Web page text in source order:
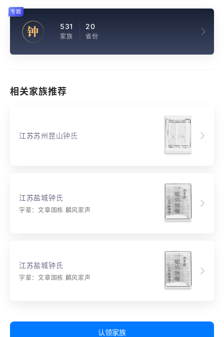
钟 531
家族
20
省份
专题
相关家族推荐
江苏苏州昆山钟氏
江苏盐城钟氏
字辈：文章国栋 麟风家声
江苏盐城钟氏
字辈：文章国栋 麟风家声
认领家族